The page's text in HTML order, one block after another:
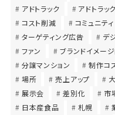
アドトラック
アドトラッ
コスト削減
コミュニティ
ターゲティング広告
デ
ファン
ブランドイメー
分譲マンション
制作コ
場所
売上アップ
展示会
差別化 市
日本産食品
札幌